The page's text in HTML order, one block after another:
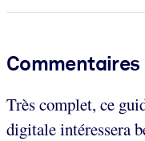
Commentaires
Très complet, ce
digitale intéressera